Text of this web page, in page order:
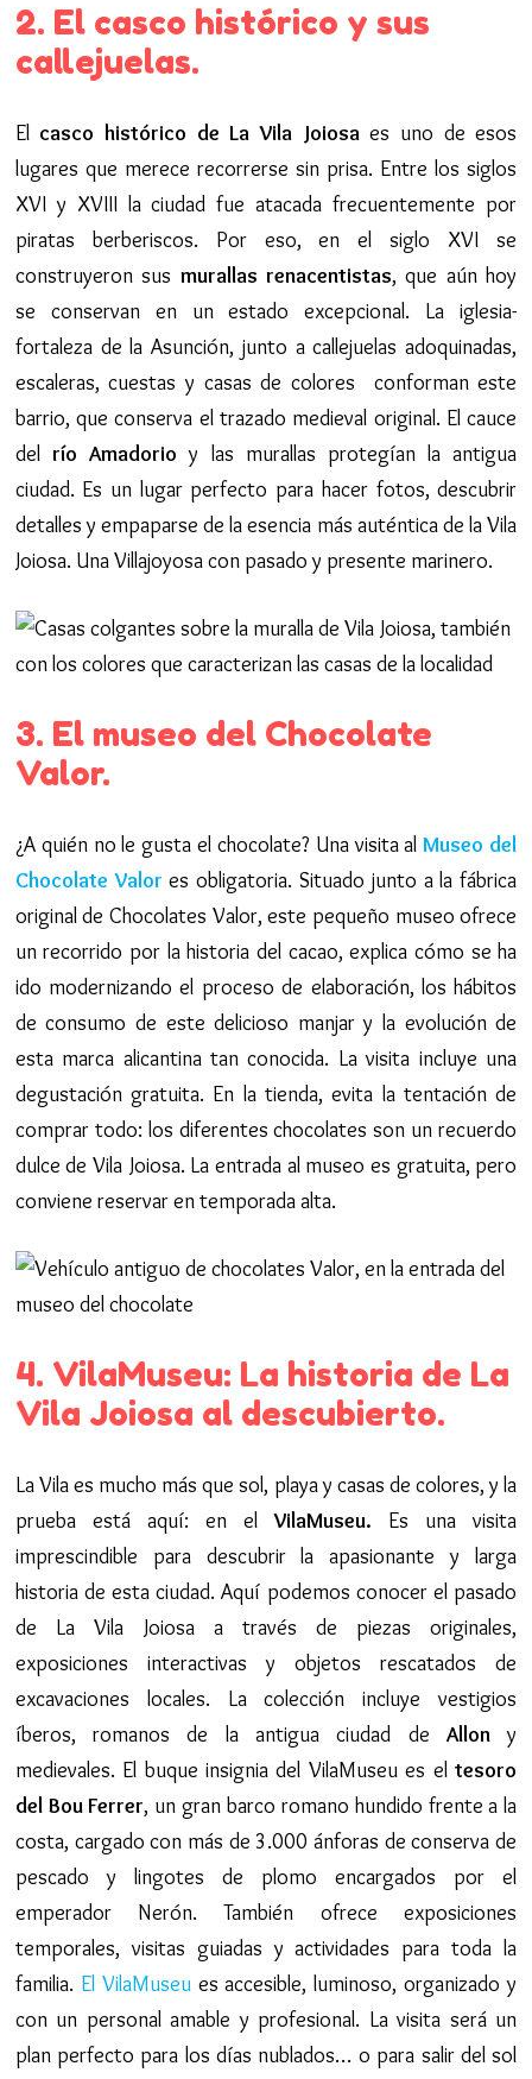
2. El casco histórico y sus
callejuelas.
El casco histórico de La Vila Joiosaes uno de esos
lugares que merece recorrerse sin prisa. Entre los siglos
XVI y XVIII la ciudad fue atacada frecuentemente por
piratas berberiscos. Por eso, en el siglo XVI se
construyeron sus murallas renacentistas, que aún hoy
se conservan en un estado excepcional. La iglesia-
fortaleza de la Asunción, junto a callejuelas adoquinadas,
escaleras, cuestas y casas de colores conforman este
barrio, que conserva el trazado medieval original. El cauce
del río Amadorio y las murallas protegían la antigua
ciudad. Es un lugar perfecto para hacer fotos, descubrir
detalles y empaparse de la esencia más auténtica de la Vila
Joiosa. Una Villajoyosa con pasado y presente marinero.
3. El museo del Chocolate
Valor.
¿A quién no le gusta el chocolate? Una visita alMuseo del
Chocolate Valor es obligatoria. Situado junto a la fábrica
original de Chocolates Valor, este pequeño museo ofrece
un recorrido por la historia del cacao, explica cómo se ha
ido modernizando el proceso de elaboración, los hábitos
de consumo de este delicioso manjar y la evolución de
esta marca alicantina tan conocida. La visita incluye una
degustación gratuita. En la tienda, evita la tentación de
comprar todo: los diferentes chocolates son un recuerdo
dulce de Vila Joiosa. La entrada al museo es gratuita, pero
conviene reservar en temporada alta.
4. VilaMuseu: La historia de La
Vila Joiosa al descubierto.
La Vila es mucho más que sol, playa y casas de colores, y la
prueba está aquí: en elVilaMuseu. Es una visita
imprescindible para descubrir la apasionante y larga
historia de esta ciudad. Aquí podemos conocer el pasado
de La Vila Joiosa a través de piezas originales,
exposiciones interactivas y objetos rescatados de
excavaciones locales. La colección incluye vestigios
íberos, romanos de la antigua ciudad de Allony
medievales. El buque insignia del VilaMuseu es eltesoro
del Bou Ferrer, un gran barco romano hundido frente a la
costa, cargado con más de 3.000 ánforas de conserva de
pescado y lingotes de plomo encargados por el
emperador Nerón. También ofrece exposiciones
temporales, visitas guiadas y actividades para toda la
familia. El VilaMuseues accesible, luminoso, organizado y
con un personal amable y profesional. La visita será un
plan perfecto para los días nublados… o para salir del sol